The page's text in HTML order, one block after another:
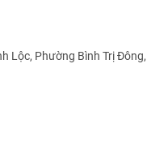
DC 5.5mm
tiện lợi
Lộc, Phường Bình Trị Đông,